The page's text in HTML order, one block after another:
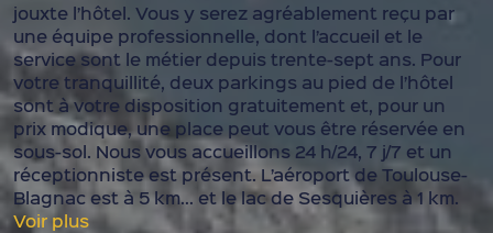
jouxte l’hôtel. Vous y serez agréablement reçu par
une équipe professionnelle, dont l’accueil et le
service sont le métier depuis trente-sept ans. Pour
votre tranquillité, deux parkings au pied de l’hôtel
sont à votre disposition gratuitement et, pour un
prix modique, une place peut vous être réservée en
sous-sol. Nous vous accueillons 24 h/24, 7 j/7 et un
réceptionniste est présent. L’aéroport de Toulouse-
Blagnac est à 5 km… et le lac de Sesquières à 1 km.
Voir plus